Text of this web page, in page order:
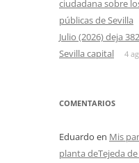
ciudadana sobre
públicas de Sevilla
Julio (2026) deja
Sevilla capital
4
COMENTARIOS
Eduardo en Mis
planta deTejeda